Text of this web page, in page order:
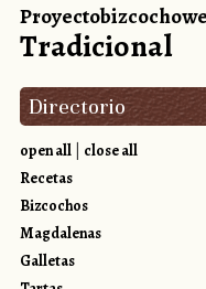
Tradicional
Directorio
open all| close all
Recetas
Bizcochos
Magdalenas
Galletas